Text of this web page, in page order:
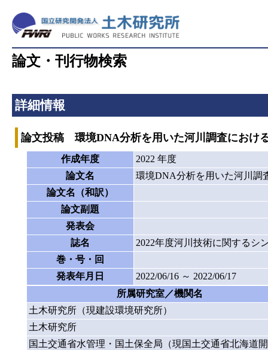
論文・刊行物検索
詳細情報
論文投稿 環境DNA分析を用いた河川調査におけ
作成年度
2022 年度
論文名
環境DNA分析を用いた河川調
論文名（和訳）
論文副題
発表会
誌名
2022年度河川技術に関する
巻・号・回
発表年月日
2022/06/16 ～ 2022/06/17
所属研究室／機関名
土木研究所（現建設環境研究所）
土木研究所
国土交通省水管理・国土保全局（現国土交通省北海道